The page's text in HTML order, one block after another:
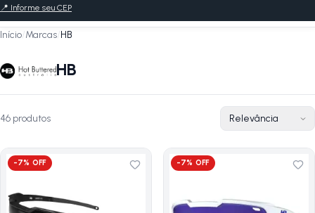
📍 Informe seu CEP
Início/Marcas/HB
HB
46 produtos
-7% OFF -7% OFF